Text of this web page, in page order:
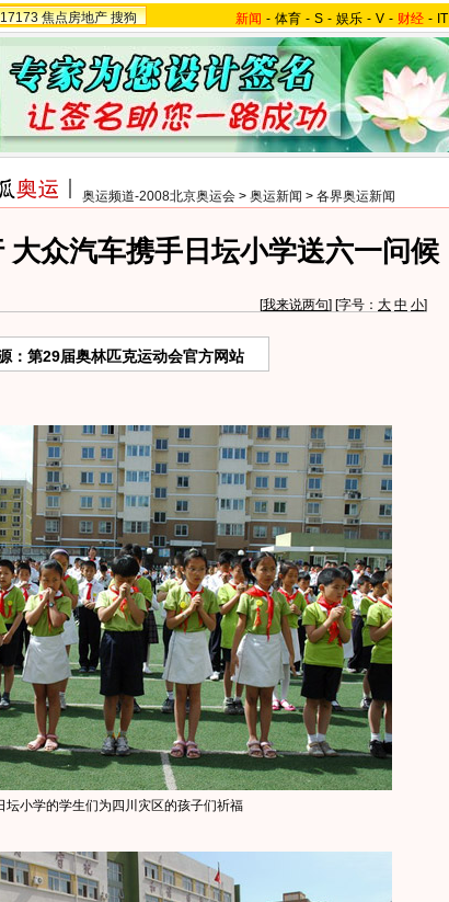
17173 焦点房地产 搜狗 新闻 - 体育 - S - 娱乐 - V - 财经 - IT
奥运频道-2008北京奥运会 > 奥运新闻 > 各界奥运新闻
大众汽车携手日坛小学送六一问候
[我来说两句] [字号： 大 中 小]
：第29届奥林匹克运动会官方网站
坛小学的学生们为四川灾区的孩子们祈福